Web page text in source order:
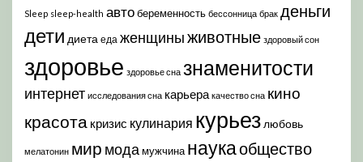
Sleep sleep-health автобеременность бессонница брак деньги
дети диета еда женщиныживотные здоровый сон
здоровье здоровье сна знаменитости
интернет исследования сна карьера качество сна кино
красота кризис кулинария курьез любовь
мелатонин мир модамужчина наукаобщество